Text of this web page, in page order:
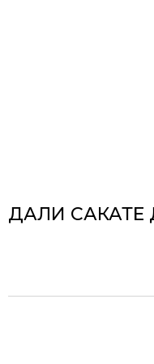
ДАЛИ САКАТЕ